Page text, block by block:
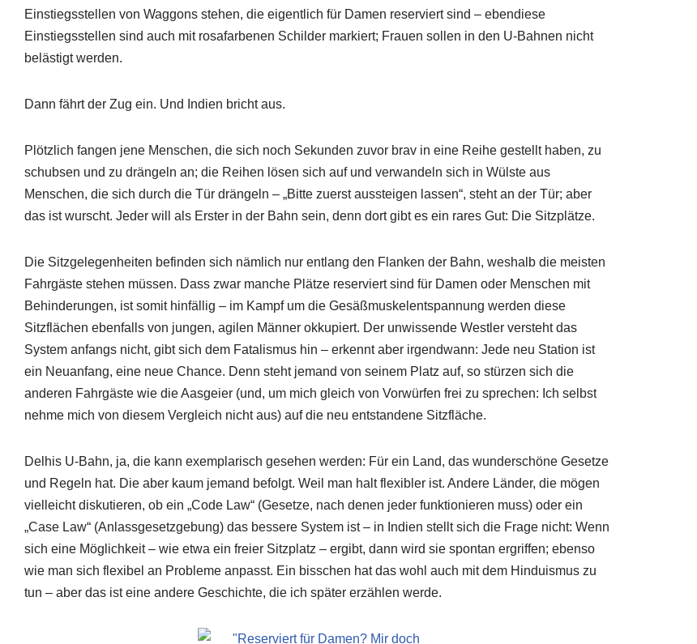
Einstiegsstellen von Waggons stehen, die eigentlich für Damen reserviert sind – ebendiese
Einstiegsstellen sind auch mit rosafarbenen Schilder markiert; Frauen sollen in den U-Bahnen nicht
belästigt werden.
Dann fährt der Zug ein. Und Indien bricht aus.
Plötzlich fangen jene Menschen, die sich noch Sekunden zuvor brav in eine Reihe gestellt haben, zu
schubsen und zu drängeln an; die Reihen lösen sich auf und verwandeln sich in Wülste aus
Menschen, die sich durch die Tür drängeln – „Bitte zuerst aussteigen lassen“, steht an der Tür; aber
das ist wurscht. Jeder will als Erster in der Bahn sein, denn dort gibt es ein rares Gut: Die Sitzplätze.
Die Sitzgelegenheiten befinden sich nämlich nur entlang den Flanken der Bahn, weshalb die meisten
Fahrgäste stehen müssen. Dass zwar manche Plätze reserviert sind für Damen oder Menschen mit
Behinderungen, ist somit hinfällig – im Kampf um die Gesäßmuskelentspannung werden diese
Sitzflächen ebenfalls von jungen, agilen Männer okkupiert. Der unwissende Westler versteht das
System anfangs nicht, gibt sich dem Fatalismus hin – erkennt aber irgendwann: Jede neu Station ist
ein Neuanfang, eine neue Chance. Denn steht jemand von seinem Platz auf, so stürzen sich die
anderen Fahrgäste wie die Aasgeier (und, um mich gleich von Vorwürfen frei zu sprechen: Ich selbst
nehme mich von diesem Vergleich nicht aus) auf die neu entstandene Sitzfläche.
Delhis U-Bahn, ja, die kann exemplarisch gesehen werden: Für ein Land, das wunderschöne Gesetze
und Regeln hat. Die aber kaum jemand befolgt. Weil man halt flexibler ist. Andere Länder, die mögen
vielleicht diskutieren, ob ein „Code Law“ (Gesetze, nach denen jeder funktionieren muss) oder ein
„Case Law“ (Anlassgesetzgebung) das bessere System ist – in Indien stellt sich die Frage nicht: Wenn
sich eine Möglichkeit – wie etwa ein freier Sitzplatz – ergibt, dann wird sie spontan ergriffen; ebenso
wie man sich flexibel an Probleme anpasst. Ein bisschen hat das wohl auch mit dem Hinduismus zu
tun – aber das ist eine andere Geschichte, die ich später erzählen werde.